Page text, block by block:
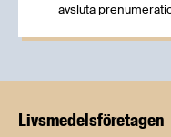
avsluta
Livsmedels­företagen